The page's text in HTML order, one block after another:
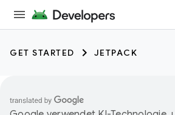
GET STARTED JETPACK